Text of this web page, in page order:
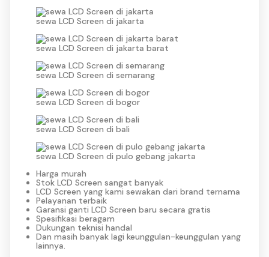
sewa LCD Screen di jakarta
sewa LCD Screen di jakarta barat
sewa LCD Screen di semarang
sewa LCD Screen di bogor
sewa LCD Screen di bali
sewa LCD Screen di pulo gebang jakarta
Harga murah
Stok LCD Screen sangat banyak
LCD Screen yang kami sewakan dari brand ternama
Pelayanan terbaik
Garansi ganti LCD Screen baru secara gratis
Spesifikasi beragam
Dukungan teknisi handal
Dan masih banyak lagi keunggulan-keunggulan yang
lainnya.